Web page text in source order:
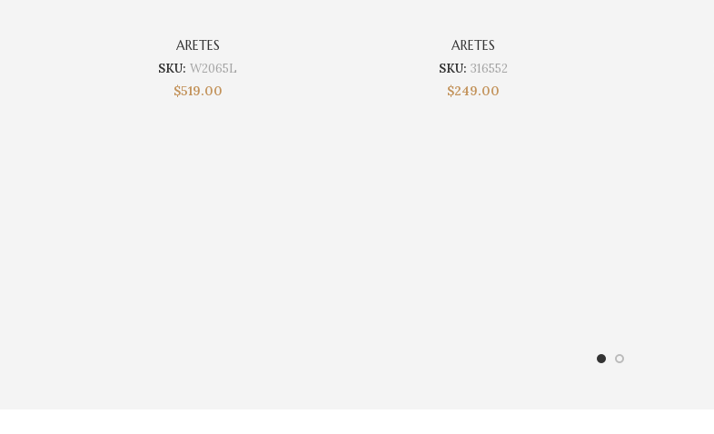
ARETES
SKU: W2065L
$519.00
ARETES
SKU: 316552
$249.00